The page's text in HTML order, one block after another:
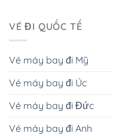
VÉ ĐI QUỐC TẾ
Vé máy bay đi Mỹ
Vé máy bay đi Úc
Vé máy bay đi Đức
Vé máy bay đi Anh